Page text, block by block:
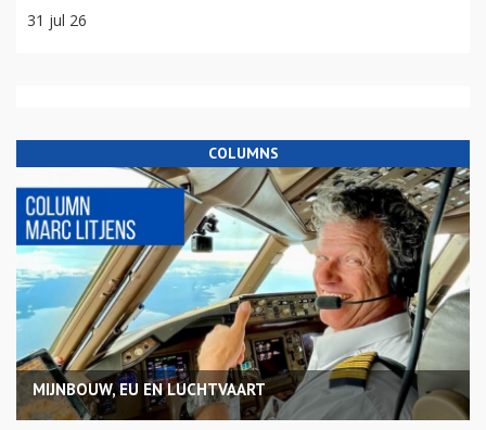
31 jul 26
COLUMNS
MIJNBOUW, EU EN LUCHTVAART